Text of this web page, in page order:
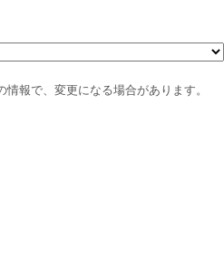
報で、変更になる場合があります。